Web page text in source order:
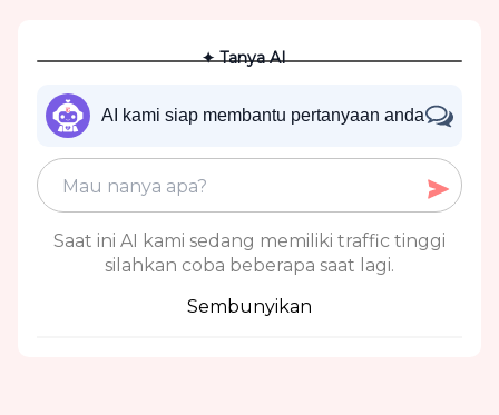
✦ Tanya AI
AI kami siap membantu pertanyaan anda
Saat ini AI kami sedang memiliki traffic tinggi
silahkan coba beberapa saat lagi.
Sembunyikan